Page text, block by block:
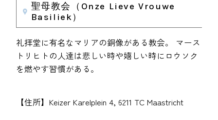
聖母教会（Onze Lieve Vrouwe
Basiliek）
礼拝堂に有名なマリアの銅像がある教会。 マース
トリヒトの人達は悲しい時や嬉しい時にロウソク
を燃やす習慣がある。
【住所】Keizer Karelplein 4, 6211 TC Maastricht